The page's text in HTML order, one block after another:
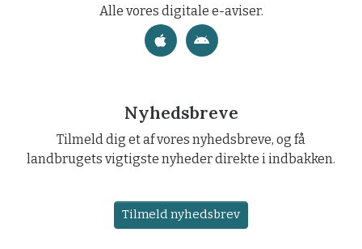
Alle vores digitale e-aviser.
Nyhedsbreve
Tilmeld dig et af vores nyhedsbreve, og få
landbrugets vigtigste nyheder direkte i indbakken.
Tilmeld nyhedsbrev